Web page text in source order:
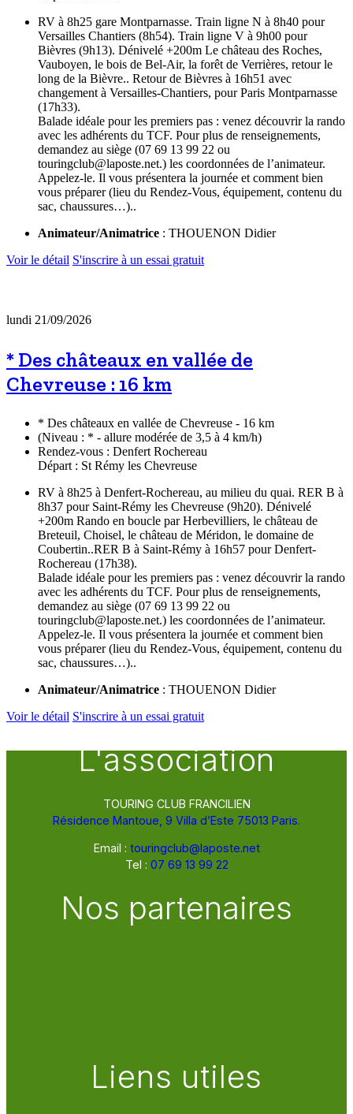
RV à 8h25 gare Montparnasse. Train ligne N à 8h40 pour
Versailles Chantiers (8h54). Train ligne V à 9h00 pour
Bièvres (9h13). Dénivelé +200m Le château des Roches,
Vauboyen, le bois de Bel-Air, la forêt de Verrières, retour le
long de la Bièvre.. Retour de Bièvres à 16h51 avec
changement à Versailles-Chantiers, pour Paris Montparnasse
(17h33).
Balade idéale pour les premiers pas : venez découvrir la rando
avec les adhérents du TCF. Pour plus de renseignements,
demandez au siège (07 69 13 99 22 ou
touringclub@laposte.net.) les coordonnées de l’animateur.
Appelez-le. Il vous présentera la journée et comment bien
vous préparer (lieu du Rendez-Vous, équipement, contenu du
sac, chaussures…)..
Animateur/Animatrice : THOUENON Didier
Voir le détail S'inscrire à un essai gratuit
lundi 21/09/2026
* Des châteaux en vallée de
Chevreuse : 16 km
* Des châteaux en vallée de Chevreuse - 16 km
(Niveau : * - allure modérée de 3,5 à 4 km/h)
Rendez-vous : Denfert Rochereau
Départ : St Rémy les Chevreuse
RV à 8h25 à Denfert-Rochereau, au milieu du quai. RER B à
8h37 pour Saint-Rémy les Chevreuse (9h20). Dénivelé
+200m Rando en boucle par Herbevilliers, le château de
Breteuil, Choisel, le château de Méridon, le domaine de
Coubertin..RER B à Saint-Rémy à 16h57 pour Denfert-
Rochereau (17h38).
Balade idéale pour les premiers pas : venez découvrir la rando
avec les adhérents du TCF. Pour plus de renseignements,
demandez au siège (07 69 13 99 22 ou
touringclub@laposte.net.) les coordonnées de l’animateur.
Appelez-le. Il vous présentera la journée et comment bien
vous préparer (lieu du Rendez-Vous, équipement, contenu du
sac, chaussures…)..
Animateur/Animatrice : THOUENON Didier
Voir le détail S'inscrire à un essai gratuit
L'association
TOURING CLUB FRANCILIEN
Résidence Mantoue, 9 Villa d’Este 75013 Paris.
Email : touringclub@laposte.net
Tel : 07 69 13 99 22
Nos partenaires
Liens utiles